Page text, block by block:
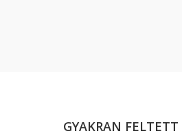
GYAKRAN FELTETT